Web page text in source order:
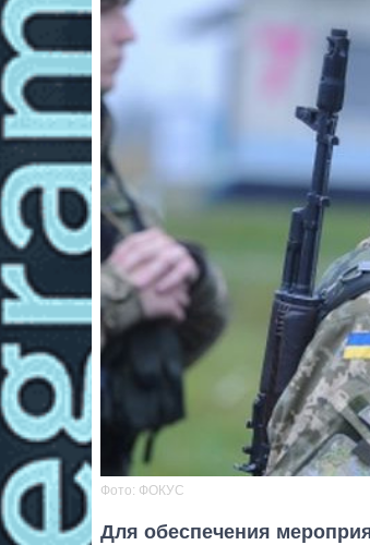
Фото: ФОКУС
Для обеспечения